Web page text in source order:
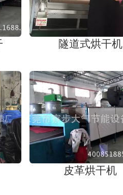
隧道式烘干机
皮革烘干机